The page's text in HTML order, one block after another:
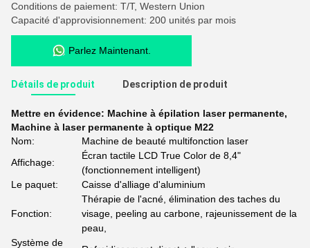
Conditions de paiement: T/T, Western Union
Capacité d'approvisionnement: 200 unités par mois
Parlez Maintenant.
Détails de produit Description de produit
Mettre en évidence: Machine à épilation laser permanente,
Machine à laser permanente à optique M22
Nom:
Machine de beauté multifonction laser
Affichage:
Écran tactile LCD True Color de 8,4"
(fonctionnement intelligent)
Le paquet:
Caisse d'alliage d'aluminium
Fonction:
Thérapie de l'acné, élimination des taches du
visage, peeling au carbone, rajeunissement de la
peau,
Système de